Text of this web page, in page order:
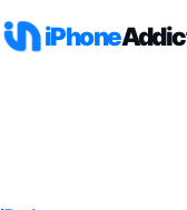
iPhone